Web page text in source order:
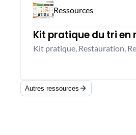
Ressources
Kit pratique du tri
Kit pratique, Restauration,
Autres ressources